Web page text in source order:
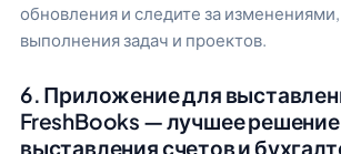
обновления и следите за
выполнения задач и проектов.
6. Приложение для
FreshBooks — лучшее
выставления счетов и